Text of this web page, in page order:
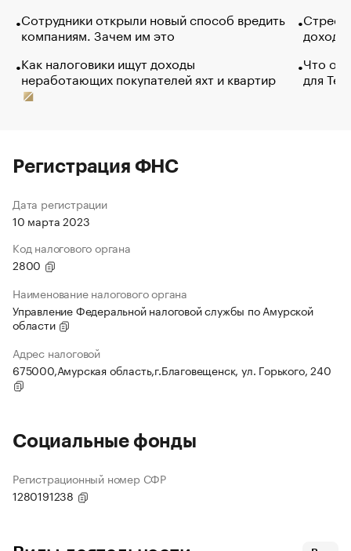
Сотрудники открыли новый способ вредить
компаниям. Зачем им это
Как налоговики ищут доходы
неработающих покупателей яхт и квартир
Что
для
Регистрация ФНС
Дата регистрации
10 марта 2023
Код налогового органа
2800
Наименование налогового органа
Управление Федеральной налоговой службы по Амурской
области
Адрес налоговой
675000,Амурская область,г.Благовещенск, ул. Горького, 240
Социальные фонды
Регистрационный номер СФР
1280191238